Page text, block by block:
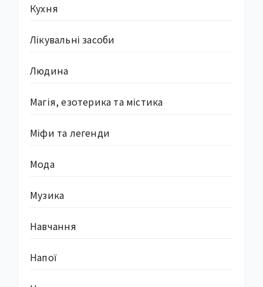
Кухня
Лікувальні засоби
Людина
Магія, езотерика та містика
Міфи та легенди
Мода
Музика
Навчання
Напої